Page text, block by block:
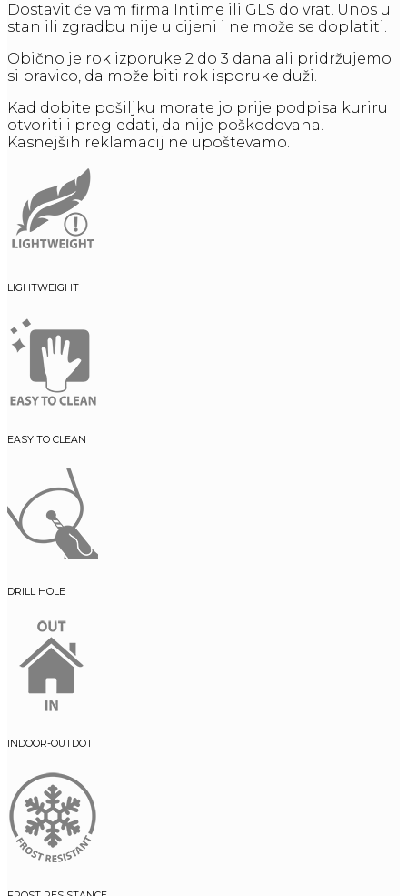
Dostavit će vam firma Intime ili GLS do vrat. Unos u
stan ili zgradbu nije u cijeni i ne može se doplatiti.
Obično je rok izporuke 2 do 3 dana ali pridržujemo
si pravico, da može biti rok isporuke duži.
Kad dobite pošiljku morate jo prije podpisa kuriru
otvoriti i pregledati, da nije poškodovana.
Kasnejših reklamacij ne upoštevamo.
LIGHTWEIGHT
EASY TO CLEAN
DRILL HOLE
INDOOR-OUTDOT